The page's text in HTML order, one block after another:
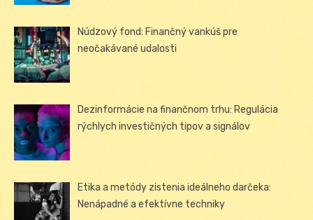
Núdzový fond: Finančný vankúš pre
neočakávané udalosti
Dezinformácie na finančnom trhu: Regulácia
rýchlych investičných tipov a signálov
Etika a metódy zistenia ideálneho darčeka:
Nenápadné a efektívne techniky